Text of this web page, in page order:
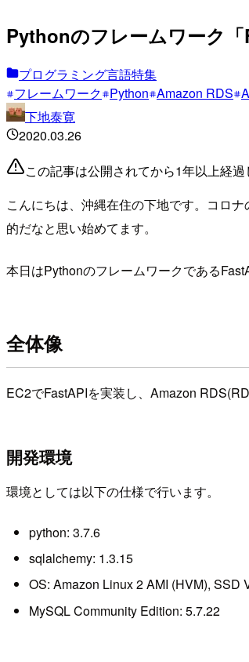
Pythonのフレームワーク
プログラミング言語特集
フレームワーク Python Amazon RDS
下地泰寛
2020.03.26
この記事は公開されてから1年以上経
こんにちは、沖縄在住の下地です。コロ
的だなと思い始めてます。
本日はPythonのフレームワークである
全体像
EC2でFastAPIを実装し、Amazon
開発環境
環境としては以下の仕様で行います。
python: 3.7.6
sqlalchemy: 1.3.15
OS: Amazon Linux 2 AMI (HVM), SSD
MySQL Community Edition: 5.7.22